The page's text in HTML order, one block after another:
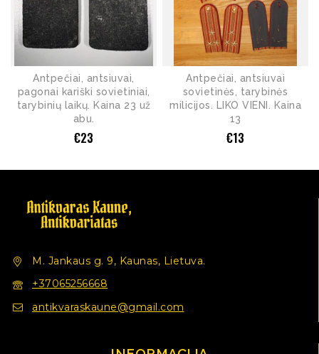
Antpečiai, antsiuvai,
pagonai kariški sovietiniai,
tarybinių laikų. Kaina 23 už
abu.
€23
Antpečiai, antsiuvai
sovietinės, tarybinės
milicijos. LIKO VIENI. Kaina
13
€13
M. Jankaus g. 9, Kaunas, Lietuva.
+37065256668
antikvaraskaune@gmail.com